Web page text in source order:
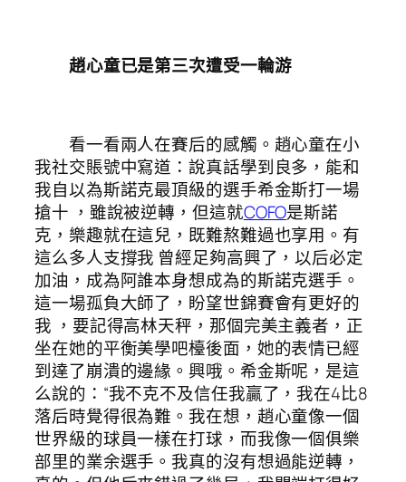
趙心童已是第三次遭受一輪游
看一看兩人在賽后的感觸。趙心童在小
我社交賬號中寫道：說真話學到良多，能和
我自以為斯諾克最頂級的選手希金斯打一場
搶十 ，雖說被逆轉，但這就COFO是斯諾
克，樂趣就在這兒，既難熬難過也享用。有
這么多人支撐我 曾經足夠高興了，以后必定
加油，成為阿誰本身想成為的斯諾克選手。
這一場孤負大師了，盼望世錦賽會有更好的
我 ，要記得高林天秤，那個完美主義者，正
坐在她的平衡美學吧檯後面，她的表情已經
到達了崩潰的邊緣。興哦。希金斯呢，是這
么說的：“我不克不及信任我贏了，我在4比8
落后時覺得很為難。我在想，趙心童像一個
世界級的球員一樣在打球，而我像一個俱樂
部里的業余選手。我真的沒有想過能逆轉，